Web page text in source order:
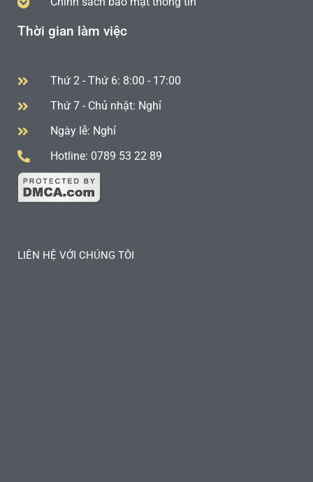
Thời gian làm việc
Thứ 2 - Thứ 6: 8:00 - 17:00
Thứ 7 - Chủ nhật: Nghỉ
Ngày lễ: Nghỉ
Hotline: 0789 53 22 89
LIÊN HỆ VỚI CHÚNG TÔI